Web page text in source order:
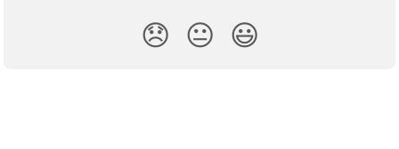
😞 😐 😃